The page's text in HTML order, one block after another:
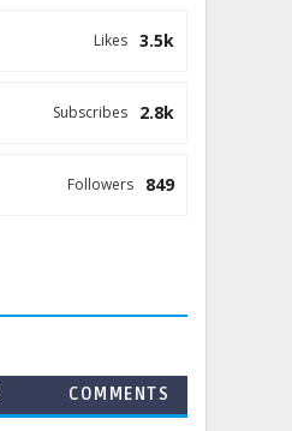
3.5k
Likes
2.8k
Subscribes
849
Followers
COMMENTS